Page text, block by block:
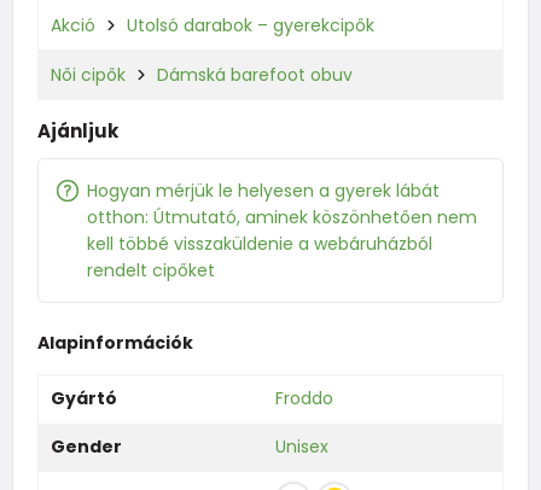
Akció Utolsó darabok – gyerekcipők
Női cipők Dámská barefoot obuv
Ajánljuk
Hogyan mérjük le helyesen a gyerek lábát
otthon: Útmutató, aminek köszönhetően nem
kell többé visszaküldenie a webáruházból
rendelt cipőket
Alapinformációk
Gyártó
Froddo
Gender
Unisex